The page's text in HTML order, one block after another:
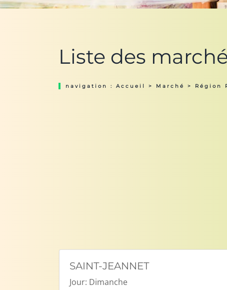
Liste des
navigation : Accueil > Marché > Région
SAINT-JEANNET
Jour: Dimanche